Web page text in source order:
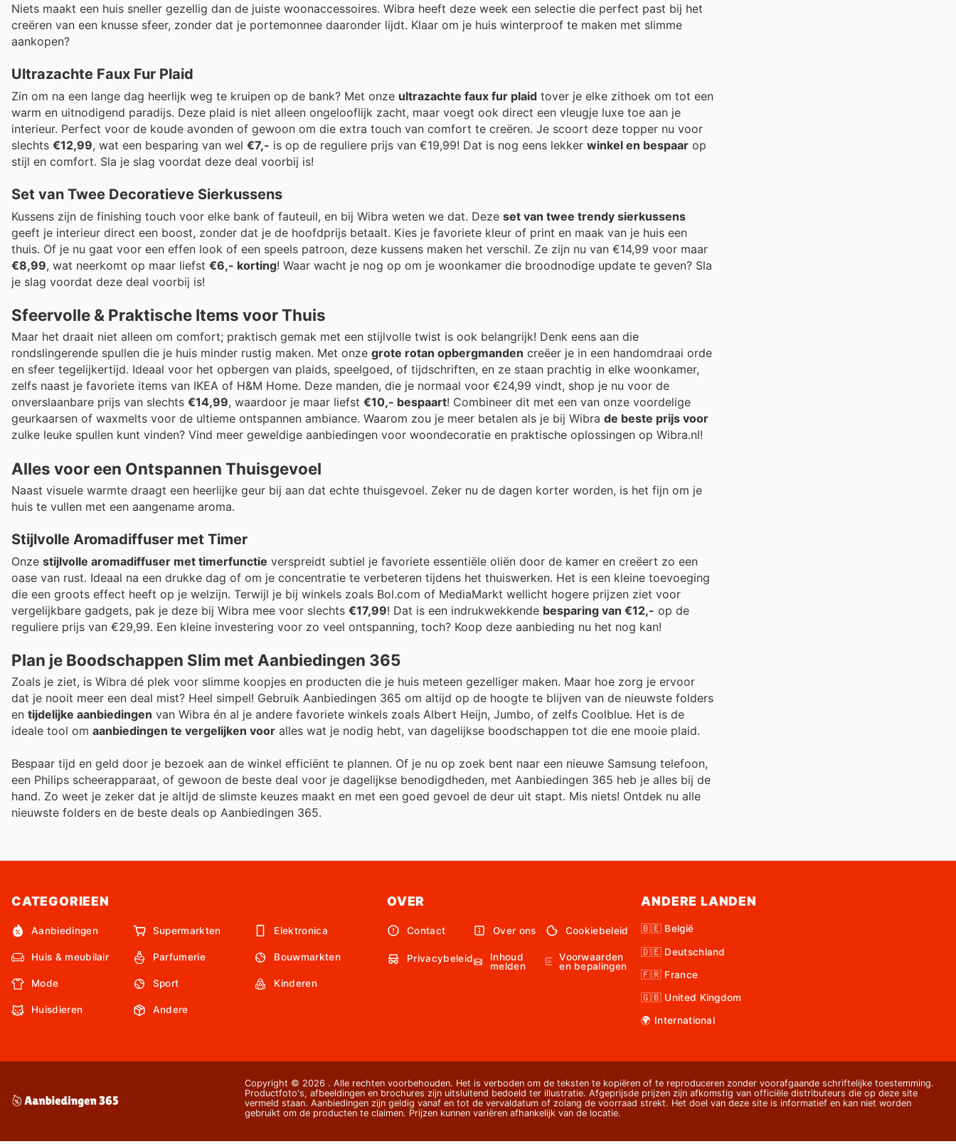
Niets maakt een huis sneller gezellig dan de juiste woonaccessoires. Wibra heeft deze week een selectie die perfect past bij het
creëren van een knusse sfeer, zonder dat je portemonnee daaronder lijdt. Klaar om je huis winterproof te maken met slimme
aankopen?
Ultrazachte Faux Fur Plaid
Zin om na een lange dag heerlijk weg te kruipen op de bank? Met onze ultrazachte faux fur plaid tover je elke zithoek om tot een
warm en uitnodigend paradijs. Deze plaid is niet alleen ongelooflijk zacht, maar voegt ook direct een vleugje luxe toe aan je
interieur. Perfect voor de koude avonden of gewoon om die extra touch van comfort te creëren. Je scoort deze topper nu voor
slechts €12,99, wat een besparing van wel €7,- is op de reguliere prijs van €19,99! Dat is nog eens lekker winkel en bespaar op
stijl en comfort. Sla je slag voordat deze deal voorbij is!
Set van Twee Decoratieve Sierkussens
Kussens zijn de finishing touch voor elke bank of fauteuil, en bij Wibra weten we dat. Deze set van twee trendy sierkussens
geeft je interieur direct een boost, zonder dat je de hoofdprijs betaalt. Kies je favoriete kleur of print en maak van je huis een
thuis. Of je nu gaat voor een effen look of een speels patroon, deze kussens maken het verschil. Ze zijn nu van €14,99 voor maar
€8,99, wat neerkomt op maar liefst €6,- korting! Waar wacht je nog op om je woonkamer die broodnodige update te geven? Sla
je slag voordat deze deal voorbij is!
Sfeervolle & Praktische Items voor Thuis
Maar het draait niet alleen om comfort; praktisch gemak met een stijlvolle twist is ook belangrijk! Denk eens aan die
rondslingerende spullen die je huis minder rustig maken. Met onze grote rotan opbergmanden creëer je in een handomdraai orde
en sfeer tegelijkertijd. Ideaal voor het opbergen van plaids, speelgoed, of tijdschriften, en ze staan prachtig in elke woonkamer,
zelfs naast je favoriete items van IKEA of H&M Home. Deze manden, die je normaal voor €24,99 vindt, shop je nu voor de
onverslaanbare prijs van slechts €14,99, waardoor je maar liefst €10,- bespaart! Combineer dit met een van onze voordelige
geurkaarsen of waxmelts voor de ultieme ontspannen ambiance. Waarom zou je meer betalen als je bij Wibra de beste prijs voor
zulke leuke spullen kunt vinden? Vind meer geweldige aanbiedingen voor woondecoratie en praktische oplossingen op Wibra.nl!
Alles voor een Ontspannen Thuisgevoel
Naast visuele warmte draagt een heerlijke geur bij aan dat echte thuisgevoel. Zeker nu de dagen korter worden, is het fijn om je
huis te vullen met een aangename aroma.
Stijlvolle Aromadiffuser met Timer
Onze stijlvolle aromadiffuser met timerfunctie verspreidt subtiel je favoriete essentiële oliën door de kamer en creëert zo een
oase van rust. Ideaal na een drukke dag of om je concentratie te verbeteren tijdens het thuiswerken. Het is een kleine toevoeging
die een groots effect heeft op je welzijn. Terwijl je bij winkels zoals Bol.com of MediaMarkt wellicht hogere prijzen ziet voor
vergelijkbare gadgets, pak je deze bij Wibra mee voor slechts €17,99! Dat is een indrukwekkende besparing van €12,- op de
reguliere prijs van €29,99. Een kleine investering voor zo veel ontspanning, toch? Koop deze aanbieding nu het nog kan!
Plan je Boodschappen Slim met Aanbiedingen 365
Zoals je ziet, is Wibra dé plek voor slimme koopjes en producten die je huis meteen gezelliger maken. Maar hoe zorg je ervoor
dat je nooit meer een deal mist? Heel simpel! Gebruik Aanbiedingen 365 om altijd op de hoogte te blijven van de nieuwste folders
en tijdelijke aanbiedingen van Wibra én al je andere favoriete winkels zoals Albert Heijn, Jumbo, of zelfs Coolblue. Het is de
ideale tool om aanbiedingen te vergelijken voor alles wat je nodig hebt, van dagelijkse boodschappen tot die ene mooie plaid.
Bespaar tijd en geld door je bezoek aan de winkel efficiënt te plannen. Of je nu op zoek bent naar een nieuwe Samsung telefoon,
een Philips scheerapparaat, of gewoon de beste deal voor je dagelijkse benodigdheden, met Aanbiedingen 365 heb je alles bij de
hand. Zo weet je zeker dat je altijd de slimste keuzes maakt en met een goed gevoel de deur uit stapt. Mis niets! Ontdek nu alle
nieuwste folders en de beste deals op Aanbiedingen 365.
CATEGORIEEN
Aanbiedingen Supermarkten Elektronica
Huis & meubilair Parfumerie Bouwmarkten
Mode Sport Kinderen
Huisdieren Andere
OVER
Contact Over ons Cookiebeleid
Privacybeleid
Inhoud
melden
Voorwaarden
en bepalingen
ANDERE LANDEN
🇧🇪 België
🇩🇪 Deutschland
🇫🇷 France
🇬🇧 United Kingdom
🌍 International
Copyright © 2026 . Alle rechten voorbehouden. Het is verboden om de teksten te kopiëren of te reproduceren zonder voorafgaande schriftelijke toestemming.
Productfoto's, afbeeldingen en brochures zijn uitsluitend bedoeld ter illustratie. Afgeprijsde prijzen zijn afkomstig van officiële distributeurs die op deze site
vermeld staan. Aanbiedingen zijn geldig vanaf en tot de vervaldatum of zolang de voorraad strekt. Het doel van deze site is informatief en kan niet worden
gebruikt om de producten te claimen. Prijzen kunnen variëren afhankelijk van de locatie.